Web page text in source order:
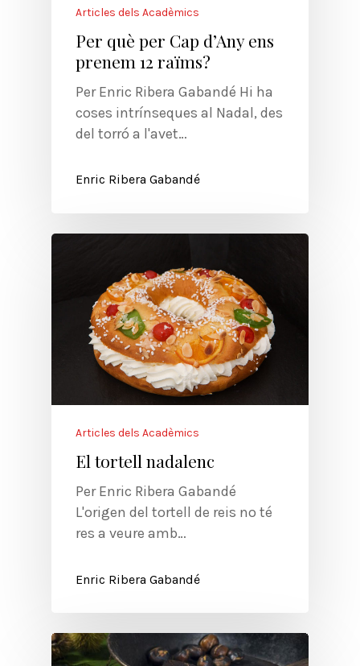
Articles dels Acadèmics
Per què per Cap d’Any ens
prenem 12 raïms?
Per Enric Ribera Gabandé Hi ha
coses intrínseques al Nadal, des
del torró a l'avet…
Enric Ribera Gabandé
Articles dels Acadèmics
El tortell nadalenc
Per Enric Ribera Gabandé
L'origen del tortell de reis no té
res a veure amb…
Enric Ribera Gabandé